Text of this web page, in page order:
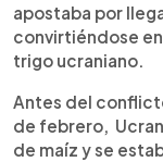
apostaba por
convirtiéndose
trigo ucraniano.
Antes del
de febrero,
de maíz y se